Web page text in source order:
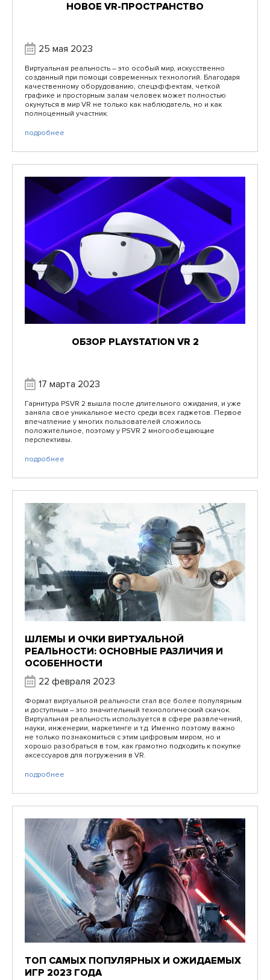
НОВОЕ VR-ПРОСТРАНСТВО
25 мая 2023
Виртуальная реальность – это особый мир, искусственно
созданный при помощи современных технологий. Благодаря
качественному оборудованию, спецэффектам, четкой
графике и просторным залам человек может полностью
окунуться в мир VR не только как наблюдатель, но и как
полноценный участник.
подробнее
ОБЗОР PLAYSTATION VR 2
17 марта 2023
Гарнитура PSVR 2 вышла после длительного ожидания, и уже
заняла свое уникальное место среди всех гаджетов. Первое
впечатление у многих пользователей сложилось
положительное, поэтому у PSVR 2 многообещающие
перспективы.
подробнее
ШЛЕМЫ И ОЧКИ ВИРТУАЛЬНОЙ
РЕАЛЬНОСТИ: ОСНОВНЫЕ РАЗЛИЧИЯ И
ОСОБЕННОСТИ
22 февраля 2023
Формат виртуальной реальности стал все более популярным
и доступным – это значительный технологический скачок.
Виртуальная реальность используется в сфере развлечений,
науки, инженерии, маркетинге и т.д. Именно поэтому важно
не только познакомиться с этим цифровым миром, но и
хорошо разобраться в том, как грамотно подходить к покупке
аксессуаров для погружения в VR.
подробнее
ТОП САМЫХ ПОПУЛЯРНЫХ И ОЖИДАЕМЫХ
ИГР 2023 ГОДА